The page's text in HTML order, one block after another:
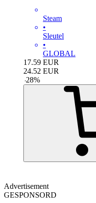
Steam
•
Sleutel
•
GLOBAL
17.59 EUR
24.52 EUR
-28%
Advertisement
GESPONSORD